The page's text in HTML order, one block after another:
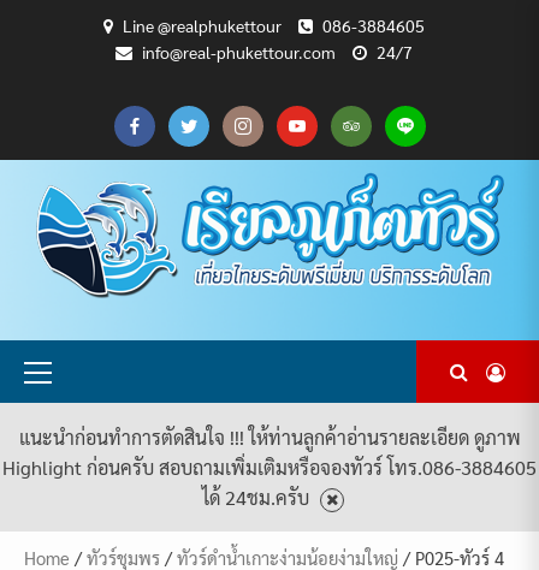
Line @realphukettour
086-3884605
info@real-phukettour.com
24/7
CART
CHECKOUT
MY
ACCOUNT
SAMPLE
PAGE
ทัวร์
ทั้งหมด
บทความ
ท่อง
เที่ยว
ยินดี
ต้อนรับ
สู่
PHUKET
TOUR
เกี่ยว
กับ
เรา
แพ็คเกจ
ทัวร์
ทั้งหมด
Primary
แนะนำก่อนทำการตัดสินใจ !!! ให้ท่านลูกค้าอ่านรายละเอียด ดูภาพ
Highlight ก่อนครับ สอบถามเพิ่มเติมหรือจองทัวร์ โทร.086-3884605
ได้ 24ชม.ครับ
Home /ทัวร์ชุมพร /ทัวร์ดำน้ำเกาะง่ามน้อยง่ามใหญ่ / P025-ทัวร์ 4